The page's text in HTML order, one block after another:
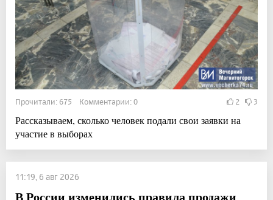
Прочитали: 675 Комментарии: 0 2 3
Рассказываем, сколько человек подали свои заявки на
участие в выборах
11:19, 6 авг 2026